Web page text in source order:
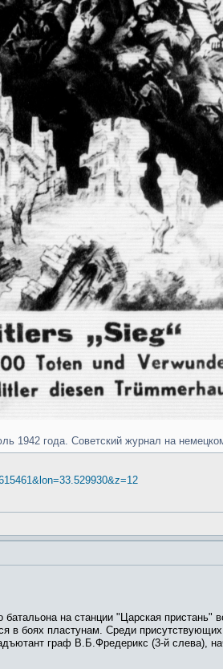
1942 года. Советский журнал на
на станции "Царская пристань"
в боях пластунам. Среди
граф В.Б.Фредерикс (3-й слева),